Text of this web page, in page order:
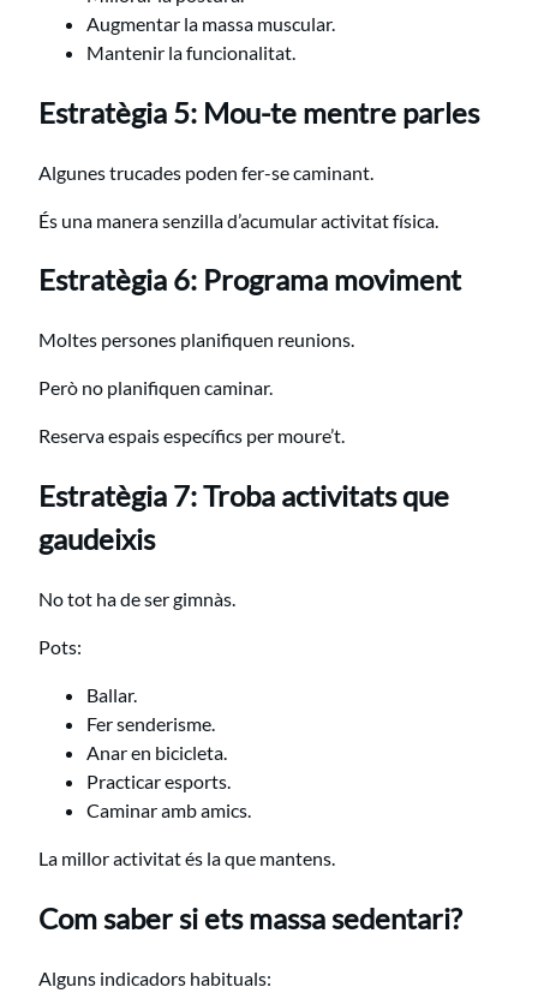
Augmentar la massa muscular.
Mantenir la funcionalitat.
Estratègia 5: Mou-te mentre parles
Algunes trucades poden fer-se caminant.
És una manera senzilla d’acumular activitat física.
Estratègia 6: Programa moviment
Moltes persones planifiquen reunions.
Però no planifiquen caminar.
Reserva espais específics per moure’t.
Estratègia 7: Troba activitats que
gaudeixis
No tot ha de ser gimnàs.
Pots:
Ballar.
Fer senderisme.
Anar en bicicleta.
Practicar esports.
Caminar amb amics.
La millor activitat és la que mantens.
Com saber si ets massa sedentari?
Alguns indicadors habituals: